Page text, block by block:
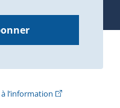
s'ouvrira dans une
à l’information(Cet hyperlien